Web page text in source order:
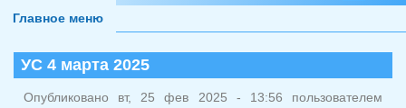
Главное меню
УС 4 марта 2025
Опубликовано вт, 25 фев 2025 - 13:56 пользователем